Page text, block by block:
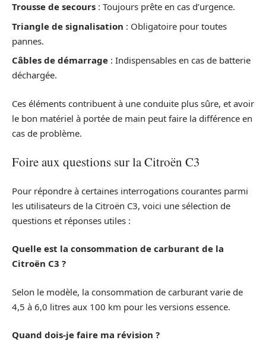
Trousse de secours : Toujours prête en cas d’urgence.
Triangle de signalisation : Obligatoire pour toutes
pannes.
Câbles de démarrage : Indispensables en cas de batterie
déchargée.
Ces éléments contribuent à une conduite plus sûre, et avoir
le bon matériel à portée de main peut faire la différence en
cas de problème.
Foire aux questions sur la Citroën C3
Pour répondre à certaines interrogations courantes parmi
les utilisateurs de la Citroën C3, voici une sélection de
questions et réponses utiles :
Quelle est la consommation de carburant de la
Citroën C3 ?
Selon le modèle, la consommation de carburant varie de
4,5 à 6,0 litres aux 100 km pour les versions essence.
Quand dois-je faire ma révision ?